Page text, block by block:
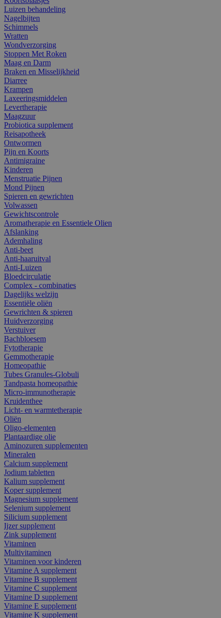
Luizen behandeling
Nagelbijten
Schimmels
Wratten
Wondverzorging
Stoppen Met Roken
Maag en Darm
Braken en Misselijkheid
Diarree
Krampen
Laxeeringsmiddelen
Levertherapie
Maagzuur
Probiotica supplement
Reisapotheek
Ontwormen
Pijn en Koorts
Antimigraine
Kinderen
Menstruatie Pijnen
Mond Pijnen
Spieren en gewrichten
Volwassen
Gewichtscontrole
Aromatherapie en Essentiele Olien
Afslanking
Ademhaling
Anti-beet
Anti-haaruitval
Anti-Luizen
Bloedcirculatie
Complex - combinaties
Dagelijks welzijn
Essentiële oliën
Gewrichten & spieren
Huidverzorging
Verstuiver
Bachbloesem
Fytotherapie
Gemmotherapie
Homeopathie
Tubes Granules-Globuli
Tandpasta homeopathie
Micro-immunotherapie
Kruidenthee
Licht- en warmtetherapie
Oliën
Oligo-elementen
Plantaardige olie
Aminozuren supplementen
Mineralen
Calcium supplement
Jodium tabletten
Kalium supplement
Koper supplement
Magnesium supplement
Selenium supplement
Silicium supplement
Ijzer supplement
Zink supplement
Vitaminen
Multivitaminen
Vitaminen voor kinderen
Vitamine A supplement
Vitamine B supplement
Vitamine C supplement
Vitamine D supplement
Vitamine E supplement
Vitamine K supplement